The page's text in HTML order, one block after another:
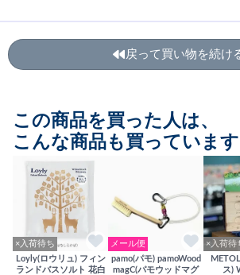
戻って買い物を続け
この商品を買った人は、
こんな商品も買っています
×入荷待ち
Loyly(ロウリュ) フィン
ランドバスソルト 花白
メール便
pamo(パモ) pamoWood
magC(パモウッドマグ
×入荷待
ス)